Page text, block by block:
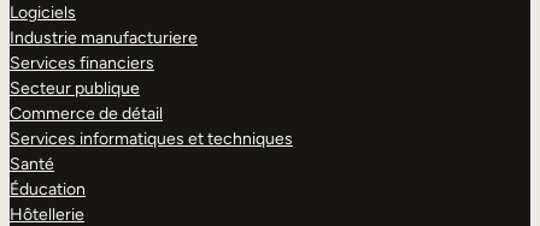
Logiciels
Industrie manufacturiere
Services financiers
Secteur publique
Commerce de détail
Services informatiques et techniques
Santé
Éducation
Hôtellerie